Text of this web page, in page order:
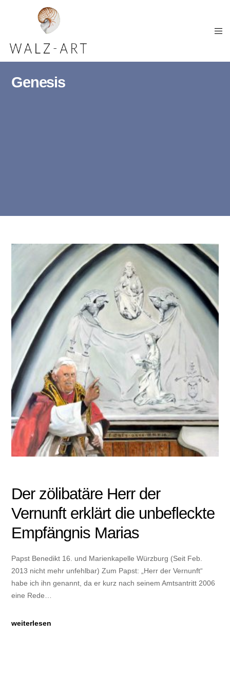
Genesis
Der zölibatäre Herr der
Vernunft erklärt die unbefleckte
Empfängnis Marias
Papst Benedikt 16. und Marienkapelle Würzburg (Seit Feb.
2013 nicht mehr unfehlbar) Zum Papst: „Herr der Vernunft“
habe ich ihn genannt, da er kurz nach seinem Amtsantritt 2006
eine Rede…
weiterlesen